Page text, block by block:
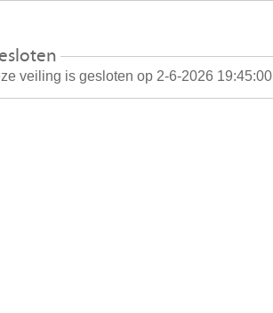
veiling is gesloten op 2-6-2026 19:45:00